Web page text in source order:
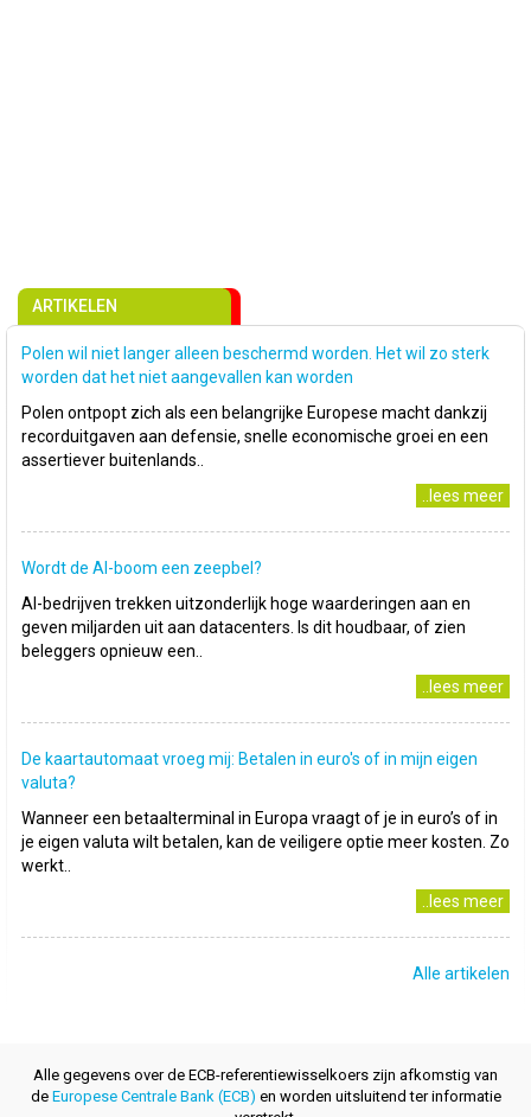
ARTIKELEN
Polen wil niet langer alleen beschermd worden. Het wil zo sterk
worden dat het niet aangevallen kan worden
Polen ontpopt zich als een belangrijke Europese macht dankzij
recorduitgaven aan defensie, snelle economische groei en een
assertiever buitenlands..
..lees meer
Wordt de AI-boom een zeepbel?
AI-bedrijven trekken uitzonderlijk hoge waarderingen aan en
geven miljarden uit aan datacenters. Is dit houdbaar, of zien
beleggers opnieuw een..
..lees meer
De kaartautomaat vroeg mij: Betalen in euro's of in mijn eigen
valuta?
Wanneer een betaalterminal in Europa vraagt of je in euro’s of in
je eigen valuta wilt betalen, kan de veiligere optie meer kosten. Zo
werkt..
..lees meer
Alle artikelen
Alle gegevens over de ECB-referentiewisselkoers zijn afkomstig van
de Europese Centrale Bank (ECB) en worden uitsluitend ter informatie